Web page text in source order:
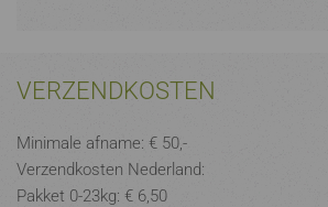
VERZENDKOSTEN
Minimale afname: € 50,-
Verzendkosten Nederland:
Pakket 0-23kg: € 6,50